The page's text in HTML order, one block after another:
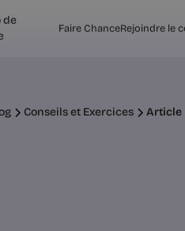
Faire ChanceRejoindre le
Conseils et Exercices Article